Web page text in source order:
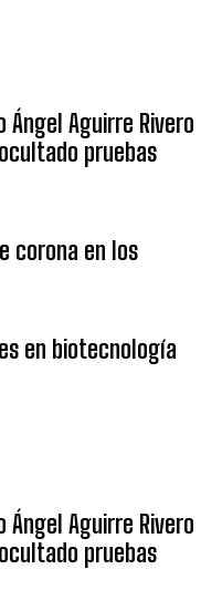
Ángel Aguirre Rivero
pruebas
corona en los
en biotecnología
Ángel Aguirre Rivero
pruebas